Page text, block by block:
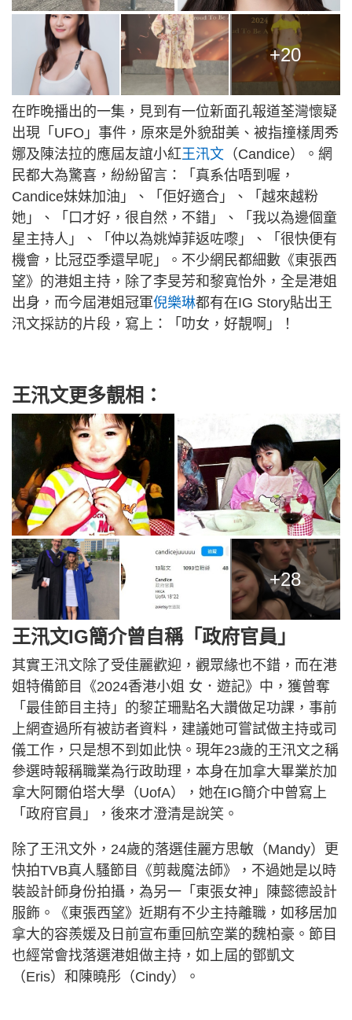
+20
在昨晚播出的一集，見到有一位新面孔報道荃灣懷疑
出現「UFO」事件，原來是外貌甜美、被指撞樣周秀
娜及陳法拉的應屆友誼小紅王汛文 （Candice）。網
民都大為驚喜，紛紛留言：「真系估唔到喔，
Candice妹妹加油」、「佢好適合」、「越來越粉
她」、「口才好，很自然，不錯」、「我以為邊個童
星主持人」、「仲以為姚焯菲返咗嚟」、「很快便有
機會，比冠亞季還早呢」。不少網民都細數《東張西
望》的港姐主持，除了李旻芳和黎寬怡外，全是港姐
出身，而今屆港姐冠軍倪樂琳都有在IG Story貼出王
汛文採訪的片段，寫上：「叻女，好靚啊」！
王汛文更多靚相：
+28
王汛文IG簡介曾自稱「政府官員」
其實王汛文除了受佳麗歡迎，觀眾緣也不錯，而在港
姐特備節目《2024香港小姐 女．遊記》中，獲曾奪
「最佳節目主持」的黎芷珊點名大讚做足功課，事前
上網查過所有被訪者資料，建議她可嘗試做主持或司
儀工作，只是想不到如此快。現年23歲的王汛文之稱
參選時報稱職業為行政助理，本身在加拿大畢業於加
拿大阿爾伯塔大學（UofA），她在IG簡介中曾寫上
「政府官員」，後來才澄清是說笑。
除了王汛文外，24歲的落選佳麗方思敏（Mandy）更
快拍TVB真人騷節目《剪裁魔法師》，不過她是以時
裝設計師身份拍攝，為另一「東張女神」陳懿德設計
服飾。《東張西望》近期有不少主持離職，如移居加
拿大的容羨媛及日前宣布重回航空業的魏柏豪。節目
也經常會找落選港姐做主持，如上屆的鄧凱文
（Eris）和陳曉彤（Cindy）。